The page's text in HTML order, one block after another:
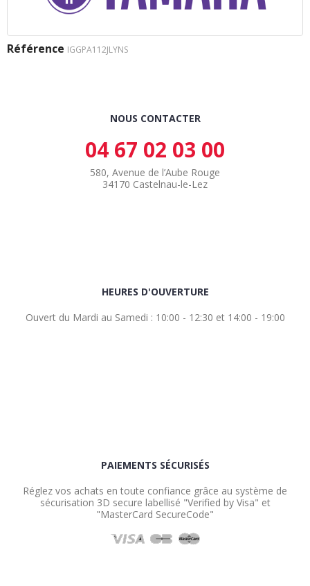
Référence IGGPA112JLYNS
NOUS CONTACTER
04 67 02 03 00
580, Avenue de l’Aube Rouge
34170 Castelnau-le-Lez
HEURES D'OUVERTURE
Ouvert du Mardi au Samedi : 10:00 - 12:30 et 14:00 - 19:00
PAIEMENTS SÉCURISÉS
Réglez vos achats en toute confiance grâce au système de
sécurisation 3D secure labellisé "Verified by Visa" et
"MasterCard SecureCode"